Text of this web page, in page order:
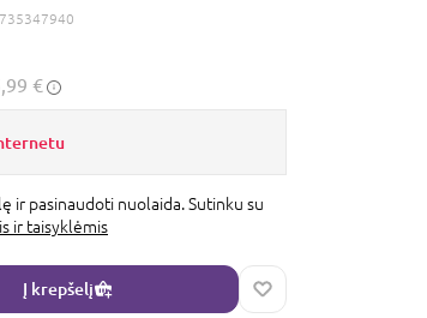
€
ir pasinaudoti nuolaida. Sutinku su
ir taisyklėmis
Į krepšelį